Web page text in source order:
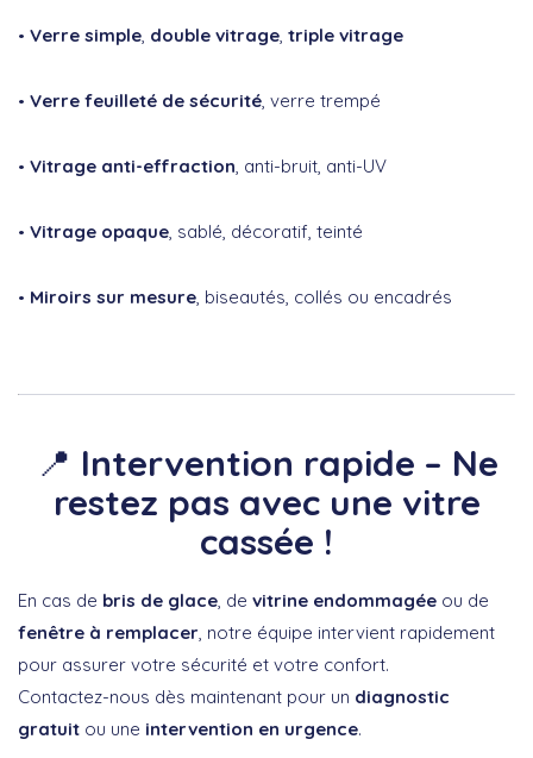
Verre simple double vitrage triple vitrage
Verre feuilleté de sécurité , verre trempé
Vitrage anti-effraction , anti-bruit, anti-UV
Vitrage opaque , sablé, décoratif, teinté
Miroirs sur mesure , biseautés, collés ou encadrés
📍 Intervention rapide – Ne
restez pas avec une vitre
cassée !
En cas de bris de glace , de vitrine endommagée ou de
fenêtre à remplacer , notre équipe intervient rapidement
pour assurer votre sécurité et votre confort.
Contactez-nous dès maintenant pour un diagnostic
gratuit ou une intervention en urgence.